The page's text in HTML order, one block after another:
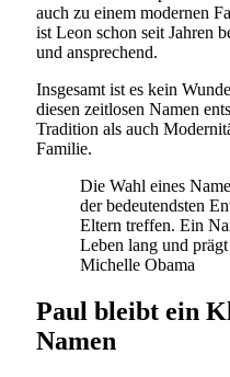
auch zu einem modernen
ist Leon schon seit Jahren
und ansprechend.
Insgesamt ist es kein
diesen zeitlosen Namen
Tradition als auch
Familie.
Die Wahl eines
der bedeutendsten
Eltern treffen. Ein
Leben lang und
Michelle Obama
Paul bleibt ein
Namen